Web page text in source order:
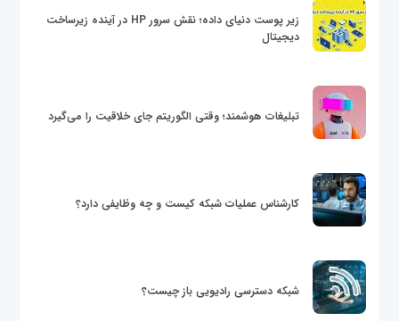
زیر پوست دنیای داده؛ نقش سرور HP در آینده زیرساخت
دیجیتال
تبلیغات هوشمند؛ وقتی الگوریتم جای خلاقیت را می‌گیرد
کارشناس عملیات شبکه کیست و چه وظایفی دارد؟
شبکه دسترسی رادیویی باز چیست؟